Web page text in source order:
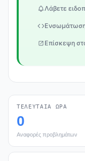
Λάβετε
Επίσκεψη
ΤΕΛΕΥΤΑΊΑ ΏΡΑ
0
Αναφορές προβλημάτων